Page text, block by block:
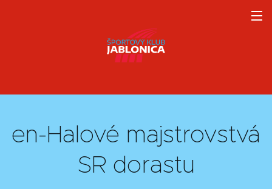
en-Halové majstrovstvá
SR dorastu